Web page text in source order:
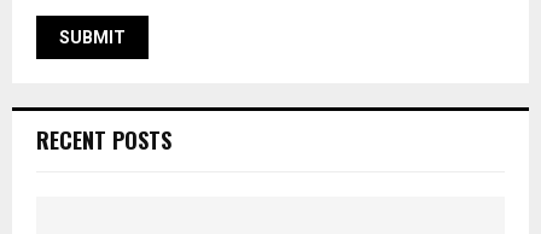
RECENT POSTS